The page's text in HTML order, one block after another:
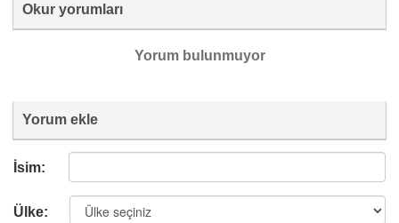
Okur yorumları
Yorum bulunmuyor
Yorum ekle
İsim:
Ülke: